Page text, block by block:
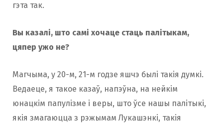
гэта так.
Вы казалі, што самі хочаце стаць палітыкам,
цяпер ужо не?
Магчыма, у 20-м, 21-м годзе яшчэ былі такія думкі.
Ведаеце, я такое казаў, напэўна, на нейкім
юнацкім папулізме і веры, што ўсе нашы палітыкі,
якія змагаюцца з рэжымам Лукашэнкі, такія